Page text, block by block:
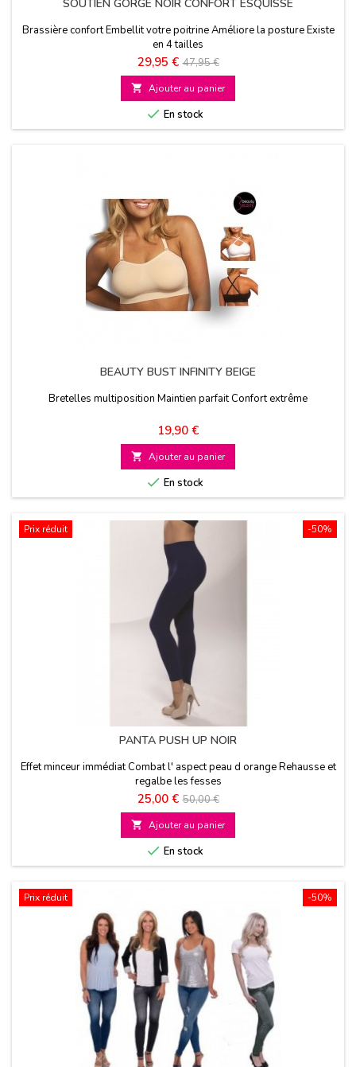
SOUTIEN GORGE NOIR CONFORT ESQUISSE
Brassière confort Embellit votre poitrine Améliore la posture Existe
en 4 tailles
Prix
29,95 € Prix
de
base
47,95 €
 Ajouter au panier
 En stock
BEAUTY BUST INFINITY BEIGE
Bretelles multiposition Maintien parfait Confort extrême
Prix
19,90 €
 Ajouter au panier
 En stock
-50%
Prix réduit
PANTA PUSH UP NOIR
Effet minceur immédiat Combat l' aspect peau d orange Rehausse et
regalbe les fesses
Prix
25,00 € Prix
de
base
50,00 €
 Ajouter au panier
 En stock
-50%
Prix réduit